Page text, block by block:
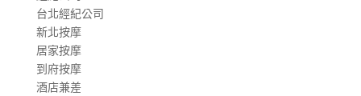
台北經紀公司
新北按摩
居家按摩
到府按摩
酒店兼差